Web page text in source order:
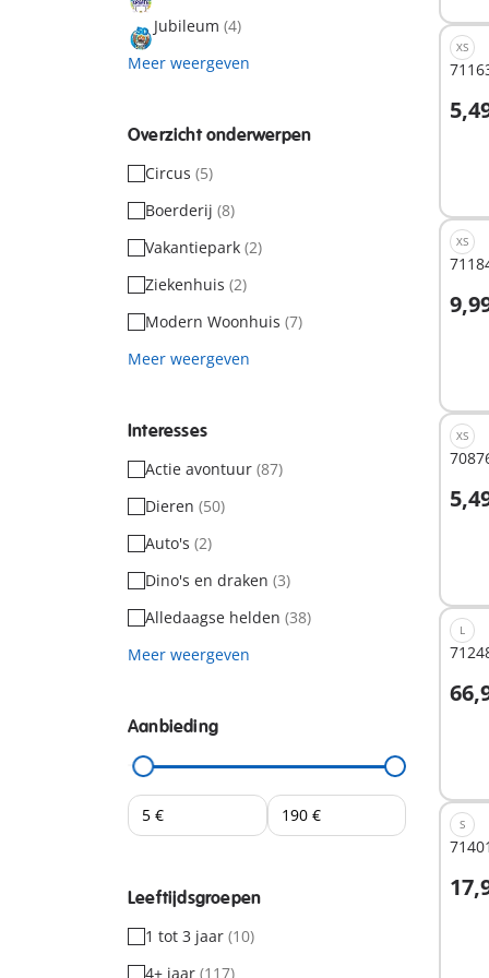
Jubileum (4)
Meer weergeven
Overzicht onderwerpen
Circus (5)
Boerderij (8)
Vakantiepark (2)
Ziekenhuis (2)
Modern Woonhuis (7)
Meer weergeven
Interesses
Actie avontuur (87)
Dieren (50)
Auto's (2)
Dino's en draken (3)
Alledaagse helden (38)
Meer weergeven
Aanbieding
Leeftijdsgroepen
1 tot 3 jaar (10)
4+ jaar (117)
XS
XS
XS
L
S